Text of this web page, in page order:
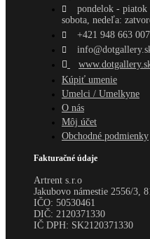
pondelok - piatok
sobota, nedeľa:
+421 948 663 007
Kúpiť umenie
Umelci / Umelkyne
O nás
Môj účet
Obchodné podmienky
Fakturačné údaje
Artrent s.r.o
Jakubovo námestie 2556/3,
IČO: 50530461
DIČ: 2120371330
IČ DPH: SK2120371330